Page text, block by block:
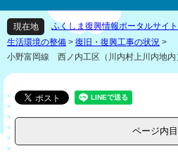
現在地 ふくしま復興情報ポータルサイト
生活環境の整備 > 復旧・復興工事の状況 >
小野富岡線 西ノ内工区（川内村上川内地内
ページ内